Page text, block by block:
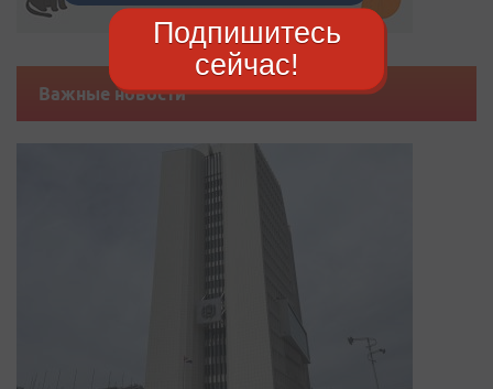
Важные новости
Подпишитесь
сейчас!